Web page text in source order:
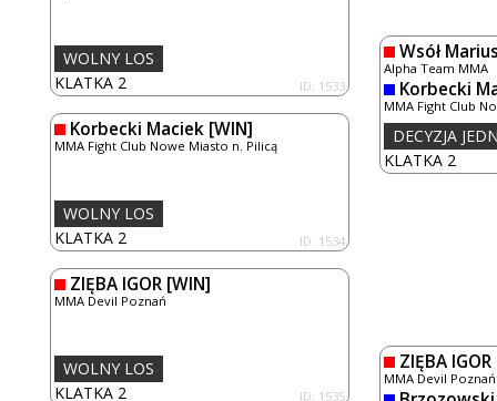
KLATKA 2 ID: 1533
WOLNY LOS
Korbecki Maciek [WIN]
MMA Fight Club Nowe Miasto n. Pilicą
KLATKA 2 ID: 1534
WOLNY LOS
ZIĘBA IGOR [WIN]
MMA Devil Poznań
KLATKA 2 ID: 1535
WOLNY LOS
Wsół
Alpha Team MMA
Korbecki
MMA Fight Club
KLATKA 2
DECYZJA
ZIĘBA IGOR
MMA Devil Poznań